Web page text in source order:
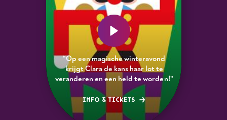
“Op een magische winteravond
krijgt Clara de kans haar lot te
veranderen en een held te worden!”
INFO & TICKETS